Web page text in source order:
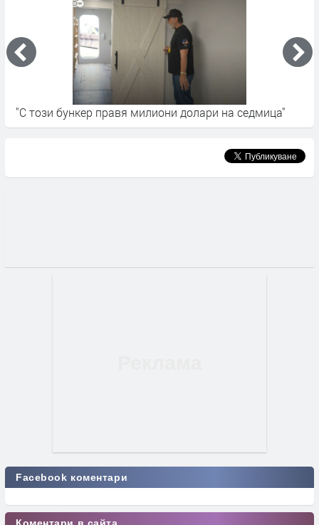
Борислава Генова - Ню Йорк, САЩ
Facebook коментари